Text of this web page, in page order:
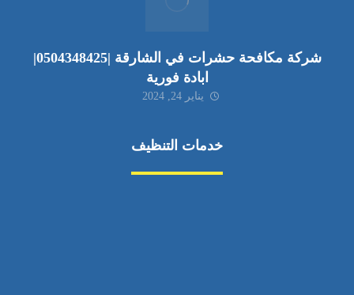
شركة مكافحة حشرات في الشارقة |0504348425|
ابادة فورية
يناير 24, 2024
خدمات التنظيف